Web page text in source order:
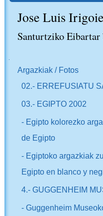
Jose Luis
Santurtziko Eibartar
Argazkiak / Fotos
02.- ERREFUSIATU
03.- EGIPTO 2002
- Egipto kolorezko
de Egipto
- Egiptoko argazkiak
Egipto en blanco y
4.- GUGGENHEIM
- Guggenheim